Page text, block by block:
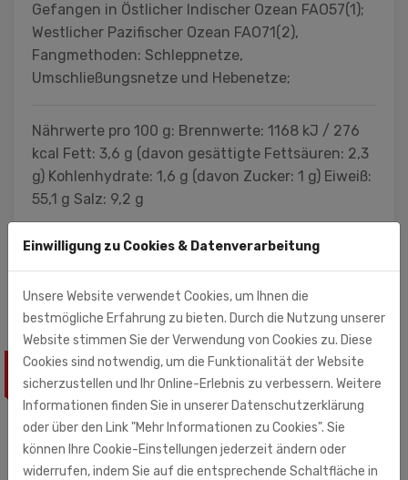
Gefangen in Östlicher Indischer Ozean FAO57(1);
Westlicher Pazifischer Ozean FAO71(2),
Fangmethoden: Schleppnetze,
Umschließungsnetze und Hebenetze;
Nährwerte pro 100 g: Brennwerte: 1168 kJ / 276
kcal Fett: 3,6 g (davon gesättigte Fettsäuren: 2,3
g) Kohlenhydrate: 1,6 g (davon Zucker: 1 g) Eiweiß:
55,1 g Salz: 9,2 g
Eibenweg 5
ÄHNLICHE PRODUKTE
Einwilligung zu Cookies & Datenverarbeitung
Unsere Website verwendet Cookies, um Ihnen die
bestmögliche Erfahrung zu bieten. Durch die Nutzung unserer
Website stimmen Sie der Verwendung von Cookies zu. Diese
Cookies sind notwendig, um die Funktionalität der Website
sicherzustellen und Ihr Online-Erlebnis zu verbessern. Weitere
Informationen finden Sie in unserer Datenschutzerklärung
oder über den Link "Mehr Informationen zu Cookies". Sie
können Ihre Cookie-Einstellungen jederzeit ändern oder
widerrufen, indem Sie auf die entsprechende Schaltfläche in